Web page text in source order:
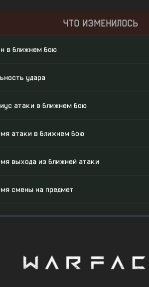
ЧТО ИЗМЕНИЛОСЬ
в ближнем бою
удара
атаки в ближнем бою
атаки в ближнем бою
выхода из ближней атаки
смены на предмет
смены с предмета